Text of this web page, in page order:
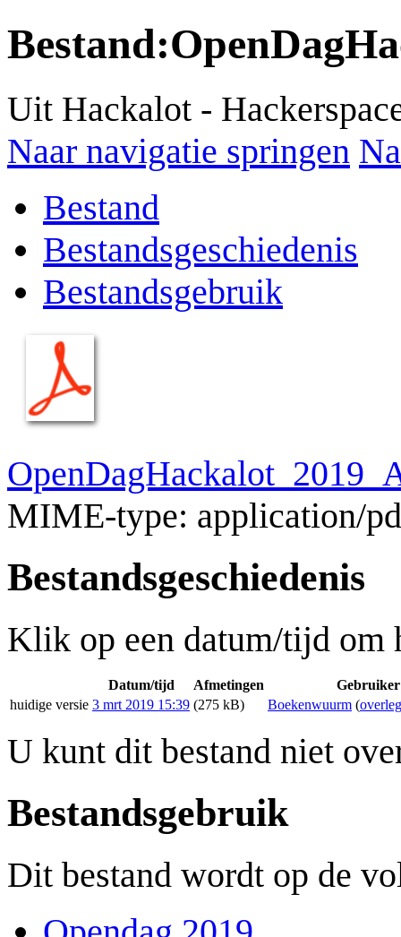
Bestand:
Uit Hackalot -
Naar navigatie springen
Bestand
Bestandsgeschiedenis
Bestandsgebruik
MIME-type: application/
Bestandsgeschiedenis
Klik op een datum/tijd om
Datum/tijd Afmetingen
Gebruiker
huidige versie 3 mrt 2019 15:39 (275 kB) Boekenwuurm (overleg
U kunt dit bestand niet
Bestandsgebruik
Dit bestand wordt op de